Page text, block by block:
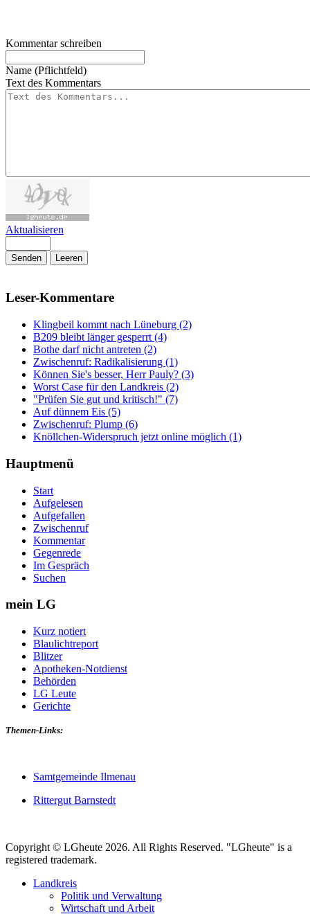
Kommentar schreiben
Name (Pflichtfeld)
Text des Kommentars
Aktualisieren
Senden Leeren
Leser-Kommentare
Klingbeil kommt nach Lüneburg (2)
B209 bleibt länger gesperrt (4)
Bothe darf nicht antreten (2)
Zwischenruf: Radikalisierung (1)
Können Sie's besser, Herr Pauly? (3)
Worst Case für den Landkreis (2)
"Prüfen Sie gut und kritisch!" (7)
Auf dünnem Eis (5)
Zwischenruf: Plump (6)
Knöllchen-Widerspruch jetzt online möglich (1)
Hauptmenü
Start
Aufgelesen
Aufgefallen
Zwischenruf
Kommentar
Gegenrede
Im Gespräch
Suchen
mein LG
Kurz notiert
Blaulichtreport
Blitzer
Apotheken-Notdienst
Behörden
LG Leute
Gerichte
Themen-Links:
Samtgemeinde Ilmenau
Rittergut Barnstedt
Copyright © LGheute 2026. All Rights Reserved. "LGheute" is a
registered trademark.
Landkreis
Politik und Verwaltung
Wirtschaft und Arbeit